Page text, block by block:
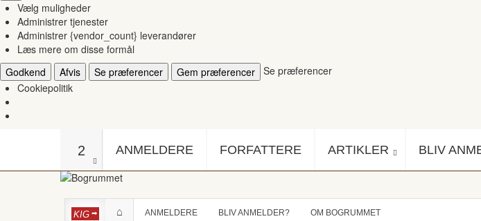
Vælg muligheder
Administrer tjenester
Administrer {vendor_count} leverandører
Læs mere om disse formål
Godkend
Afvis Se præferencer Gem præferencer Se præferencer
Cookiepolitik
2 ANMELDERE FORFATTERE ARTIKLER BLIV
KIG ANMELDERE BLIV ANMELDER? OM BOGRUMMET